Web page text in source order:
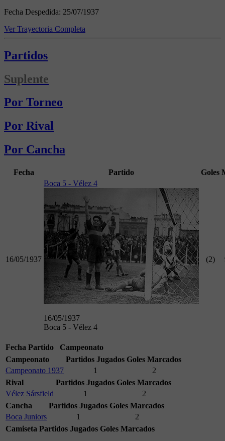
Fecha Despedida: 25/07/1937
Ver Trayectoria Completa
Partidos
Suplente
Por Torneo
Por Rival
Por Cancha
Fecha Partido Goles
16/05/1937
Boca 5 - Vélez 4
16/05/1937
Boca 5 - Vélez 4
(2)
Fecha Partido
Campeonato
Campeonato
Partidos Jugados Goles Marcados
Campeonato 1937
1
2
Rival
Partidos Jugados Goles Marcados
Vélez Sársfield
1
2
Cancha
Partidos Jugados Goles Marcados
Boca Juniors
1
2
Camiseta Partidos Jugados Goles Marcados